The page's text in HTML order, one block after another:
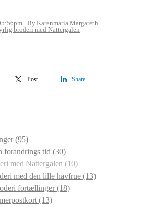
By Karenmaria Margareth
broderi med Nattergalen
Post
Share
(95)
forandrings tid (30)
med Nattergalen (10)
med den lille havfrue (13)
fortællinger(18)
(13)